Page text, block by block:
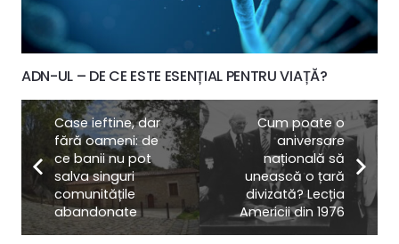
ADN-UL – DE CE ESTE ESENȚIAL PENTRU VIAȚĂ?
Case ieftine, dar
fără oameni: de
ce banii nu pot
salva singuri
comunitățile
abandonate
Cum poate o
aniversare
națională să
unească o țară
divizată? Lecția
Americii din 1976